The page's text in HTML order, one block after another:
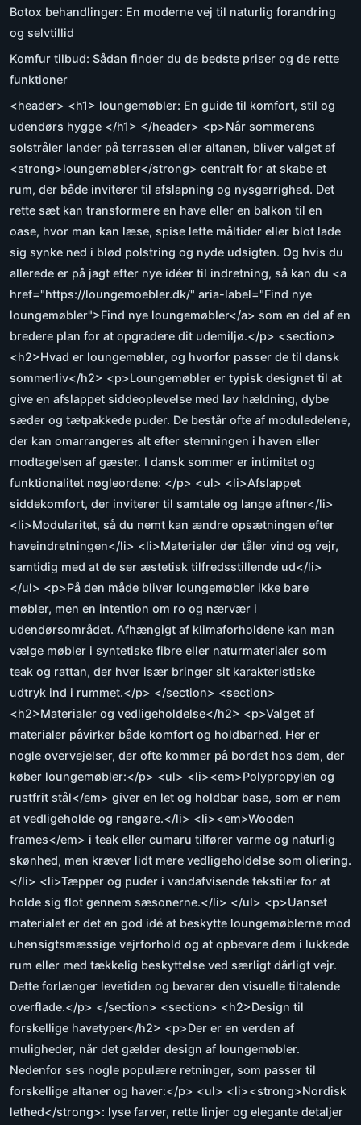
Botox behandlinger: En moderne vej til naturlig forandring
og selvtillid
Komfur tilbud: Sådan finder du de bedste priser og de rette
funktioner
<header> <h1> loungemøbler: En guide til komfort, stil og
udendørs hygge </h1> </header> <p>Når sommerens
solstråler lander på terrassen eller altanen, bliver valget af
<strong>loungemøbler</strong> centralt for at skabe et
rum, der både inviterer til afslapning og nysgerrighed. Det
rette sæt kan transformere en have eller en balkon til en
oase, hvor man kan læse, spise lette måltider eller blot lade
sig synke ned i blød polstring og nyde udsigten. Og hvis du
allerede er på jagt efter nye idéer til indretning, så kan du <a
href="https://loungemoebler.dk/" aria-label="Find nye
loungemøbler">Find nye loungemøbler</a> som en del af en
bredere plan for at opgradere dit udemiljø.</p> <section>
<h2>Hvad er loungemøbler, og hvorfor passer de til dansk
sommerliv</h2> <p>Loungemøbler er typisk designet til at
give en afslappet siddeoplevelse med lav hældning, dybe
sæder og tætpakkede puder. De består ofte af moduledelene,
der kan omarrangeres alt efter stemningen i haven eller
modtagelsen af gæster. I dansk sommer er intimitet og
funktionalitet nøgleordene: </p> <ul> <li>Afslappet
siddekomfort, der inviterer til samtale og lange aftner</li>
<li>Modularitet, så du nemt kan ændre opsætningen efter
haveindretningen</li> <li>Materialer der tåler vind og vejr,
samtidig med at de ser æstetisk tilfredsstillende ud</li>
</ul> <p>På den måde bliver loungemøbler ikke bare
møbler, men en intention om ro og nærvær i
udendørsområdet. Afhængigt af klimaforholdene kan man
vælge møbler i syntetiske fibre eller naturmaterialer som
teak og rattan, der hver især bringer sit karakteristiske
udtryk ind i rummet.</p> </section> <section>
<h2>Materialer og vedligeholdelse</h2> <p>Valget af
materialer påvirker både komfort og holdbarhed. Her er
nogle overvejelser, der ofte kommer på bordet hos dem, der
køber loungemøbler:</p> <ul> <li><em>Polypropylen og
rustfrit stål</em> giver en let og holdbar base, som er nem
at vedligeholde og rengøre.</li> <li><em>Wooden
frames</em> i teak eller cumaru tilfører varme og naturlig
skønhed, men kræver lidt mere vedligeholdelse som oliering.
</li> <li>Tæpper og puder i vandafvisende tekstiler for at
holde sig flot gennem sæsonerne.</li> </ul> <p>Uanset
materialet er det en god idé at beskytte loungemøblerne mod
uhensigtsmæssige vejrforhold og at opbevare dem i lukkede
rum eller med tækkelig beskyttelse ved særligt dårligt vejr.
Dette forlænger levetiden og bevarer den visuelle tiltalende
overflade.</p> </section> <section> <h2>Design til
forskellige havetyper</h2> <p>Der er en verden af
muligheder, når det gælder design af loungemøbler.
Nedenfor ses nogle populære retninger, som passer til
forskellige altaner og haver:</p> <ul> <li><strong>Nordisk
lethed</strong>: lyse farver, rette linjer og elegante detaljer